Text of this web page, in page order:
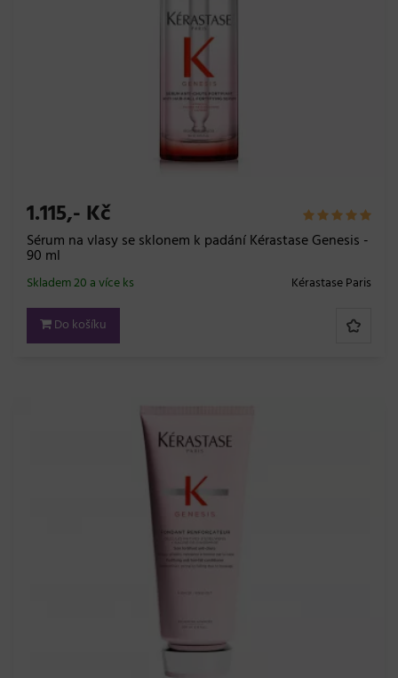
1.115,- Kč
Sérum na vlasy se sklonem k padání Kérastase Genesis -
90 ml
Kérastase Paris
Skladem 20 a více ks
Do košíku